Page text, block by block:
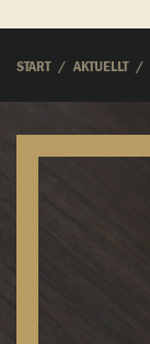
START AKTUELLT